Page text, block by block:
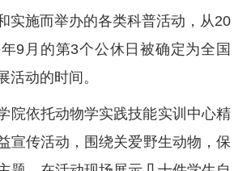
实施而举办的各类科普活动，从20
9月的第3个公休日被确定为全国
活动的时间。
院依托动物学实践技能实训中心精
宣传活动，围绕关爱野生动物，保